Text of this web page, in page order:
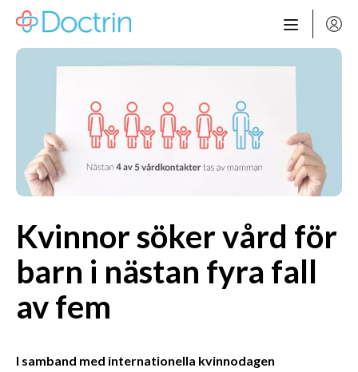
Hoppa till innehåll
Kvinnor söker vård för
barn i nästan fyra fall
av fem
I samband med internationella kvinnodagen